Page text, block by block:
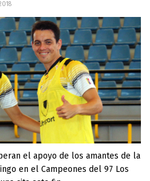
el apoyo de los amantes de la
en el Campeones del 97 Los